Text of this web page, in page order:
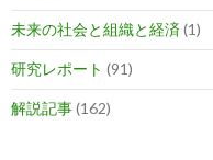
未来の社会と組織と経済(1)
研究レポート (91)
解説記事(162)